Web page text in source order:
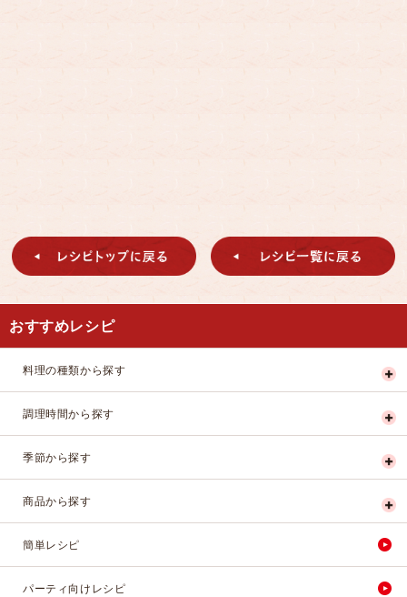
おすすめレシピ
料理の種類から探す
調理時間から探す
季節から探す
商品から探す
簡単レシピ
パーティ向けレシピ